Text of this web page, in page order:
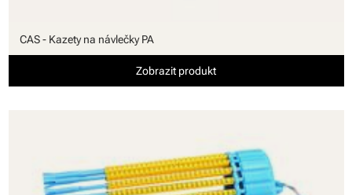
CAS - Kazety na návlečky PA
Zobrazit produkt